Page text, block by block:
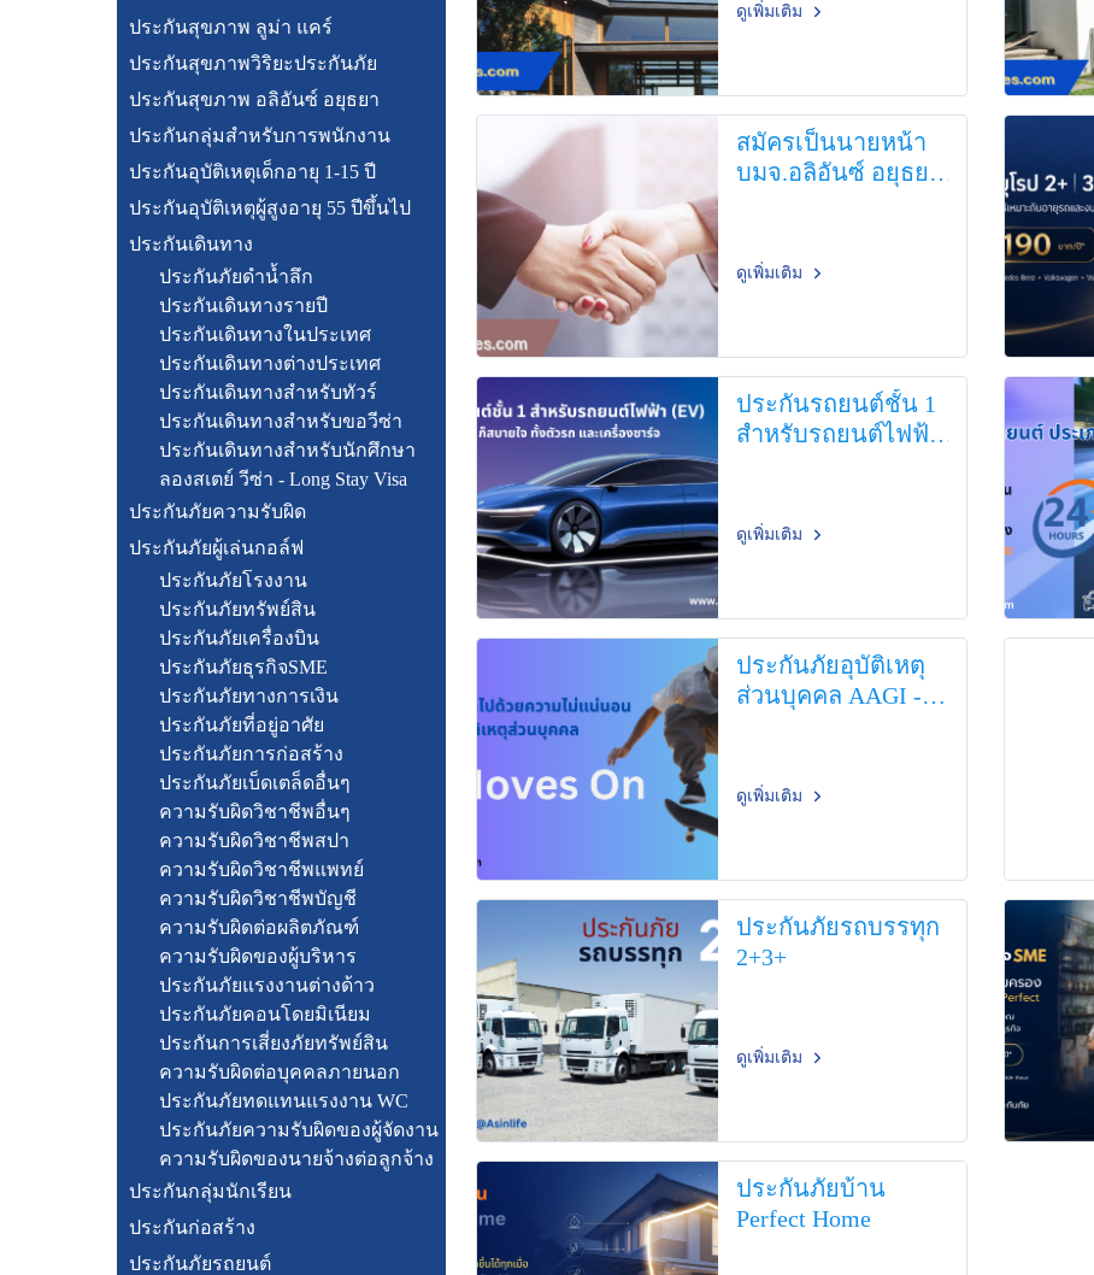
ดูเพิ่มเติม
สมัครเป็นนายหน้า
บมจ.อลิอันซ์ อยุธยา
ดูเพิ่มเติม
ประกันรถยนต์ชั้น 1
สำหรับรถยนต์ไฟฟ้า
ดูเพิ่มเติม
ประกันภัยอุบัติเหตุ
ส่วนบุคคล AAGI -
ดูเพิ่มเติม
ประกันภัยรถบรรทุก
2+3+
ดูเพิ่มเติม
ประกันภัยบ้าน
Perfect Home
ประกันสุขภาพ ลูม่า แคร์
ประกันสุขภาพวิริยะประกันภัย
ประกันสุขภาพ อลิอันซ์ อยุธยา
ประกันกลุ่มสำหรับการพนักงาน
ประกันอุบัติเหตุเด็กอายุ 1-15 ปี
ประกันอุบัติเหตุผู้สูงอายุ 55 ปีขึ้นไป
ประกันเดินทาง
ประกันภัยดำน้ำลึก
ประกันเดินทางรายปี
ประกันเดินทางในประเทศ
ประกันเดินทางต่างประเทศ
ประกันเดินทางสำหรับทัวร์
ประกันเดินทางสำหรับขอวีซ่า
ประกันเดินทางสำหรับนักศึกษา
ลองสเตย์ วีซ่า - Long Stay Visa
ประกันภัยความรับผิด
ประกันภัยผู้เล่นกอล์ฟ
ประกันภัยโรงงาน
ประกันภัยทรัพย์สิน
ประกันภัยเครื่องบิน
ประกันภัยธุรกิจSME
ประกันภัยทางการเงิน
ประกันภัยที่อยู่อาศัย
ประกันภัยการก่อสร้าง
ประกันภัยเบ็ดเตล็ดอื่นๆ
ความรับผิดวิชาชีพอื่นๆ
ความรับผิดวิชาชีพสปา
ความรับผิดวิชาชีพแพทย์
ความรับผิดวิชาชีพบัญชี
ความรับผิดต่อผลิตภัณฑ์
ความรับผิดของผู้บริหาร
ประกันภัยแรงงานต่างด้าว
ประกันภัยคอนโดยมิเนียม
ประกันการเสี่ยงภัยทรัพย์สิน
ความรับผิดต่อบุคคลภายนอก
ประกันภัยทดแทนแรงงาน WC
ประกันภัยความรับผิดของผู้จัดงาน
ความรับผิดของนายจ้างต่อลูกจ้าง
ประกันกลุ่มนักเรียน
ประกันก่อสร้าง
ประกันภัยรถยนต์